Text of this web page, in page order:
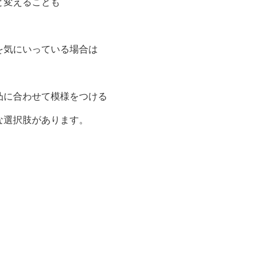
えることも
にいっている場合は
合わせて模様をつける
択肢があります。